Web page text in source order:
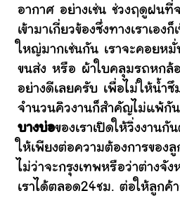
อากาศ อย่างเช่น ช่วงฤดูฝนที่
เข้ามาเกี่ยวข้องซึ่งทางเราเอ
ใหญ่มากเช่นกัน เราจะคอยห
ขนส่ง หรือ ผ้าใบคลุมรถหกล้
อย่างดีเลยครับ เพื่อไม่ให้น้ำซึ
จำนวนคิวงานก็สำคัญไม่แพ้กั
บางบ่อของเราเปิดให้วิ่งงาน
ให้เพียงต่อความต้องการของ
ไม่ว่าจะกรุงเทพหรือว่าต่างจั
เราได้ตลอด24ชม. ต่อให้ลูกค้